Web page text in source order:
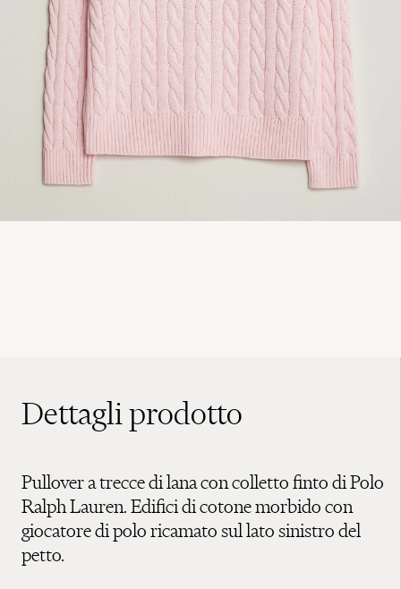
Dettagli prodotto
Pullover a trecce di lana con colletto finto di Polo
Ralph Lauren. Edifici di cotone morbido con
giocatore di polo ricamato sul lato sinistro del
petto.